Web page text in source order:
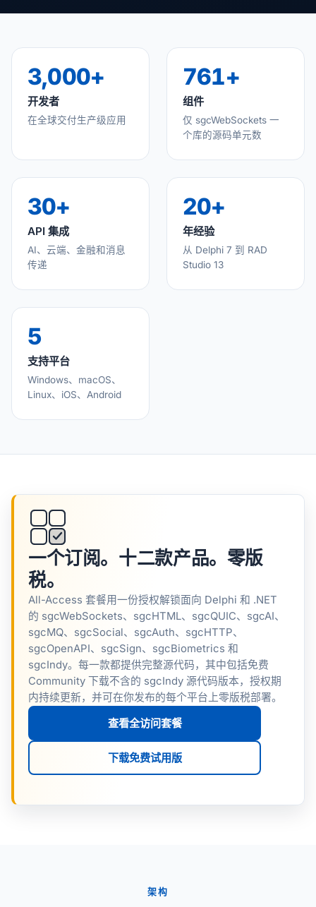
3,000+
开发者
在全球交付生产级应用
761+
组件
仅 sgcWebSockets 一
个库的源码单元数
30+
API 集成
AI、云端、金融和消息
传递
20+
年经验
从 Delphi 7 到 RAD
Studio 13
5
支持平台
Windows、macOS、
Linux、iOS、Android
一个订阅。十二款产品。零版
税。
All-Access 套餐用一份授权解锁面向 Delphi 和 .NET
的 sgcWebSockets、sgcHTML、sgcQUIC、sgcAI、
sgcMQ、sgcSocial、sgcAuth、sgcHTTP、
sgcOpenAPI、sgcSign、sgcBiometrics 和
sgcIndy。每一款都提供完整源代码，其中包括免费
Community 下载不含的 sgcIndy 源代码版本，授权期
内持续更新，并可在你发布的每个平台上零版税部署。
查看全访问套餐
下载免费试用版
架构